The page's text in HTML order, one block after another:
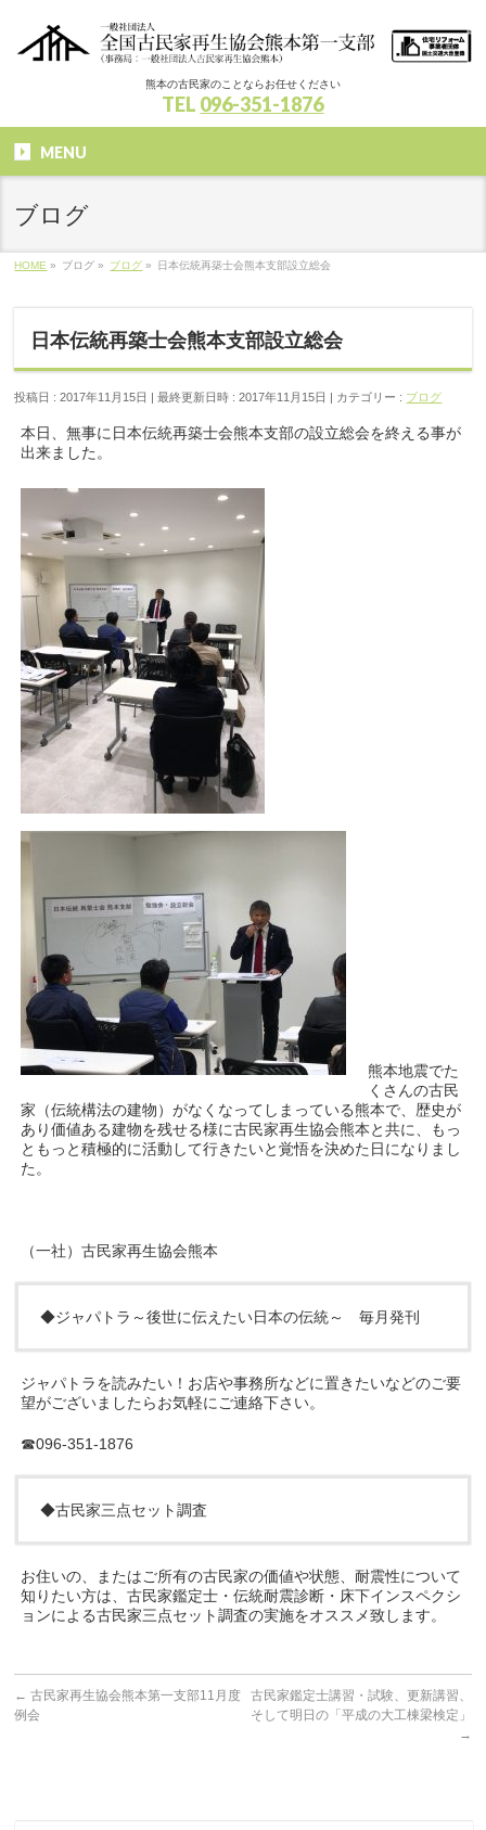
熊本の古民家のことならお任せください
TEL 096-351-1876
MENU
ブログ
HOME » ブログ » ブログ » 日本伝統再築士会熊本支部設立総会
日本伝統再築士会熊本支部設立総会
投稿日 : 2017年11月15日 最終更新日時 : 2017年11月15日 カテゴリー : ブログ
本日、無事に日本伝統再築士会熊本支部の設立総会を終える事が
出来ました。
熊本地震でた
くさんの古民
家（伝統構法の建物）がなくなってしまっている熊本で、歴史が
あり価値ある建物を残せる様に古民家再生協会熊本と共に、もっ
ともっと積極的に活動して行きたいと覚悟を決めた日になりまし
た。
（一社）古民家再生協会熊本
◆ジャパトラ～後世に伝えたい日本の伝統～ 毎月発刊
ジャパトラを読みたい！お店や事務所などに置きたいなどのご要
望がございましたらお気軽にご連絡下さい。
☎096-351-1876
◆古民家三点セット調査
お住いの、またはご所有の古民家の価値や状態、耐震性について
知りたい方は、古民家鑑定士・伝統耐震診断・床下インスペクシ
ョンによる古民家三点セット調査の実施をオススメ致します。
← 古民家再生協会熊本第一支部11月度
例会
古民家鑑定士講習・試験、更新講習、
そして明日の「平成の大工棟梁検定」
→